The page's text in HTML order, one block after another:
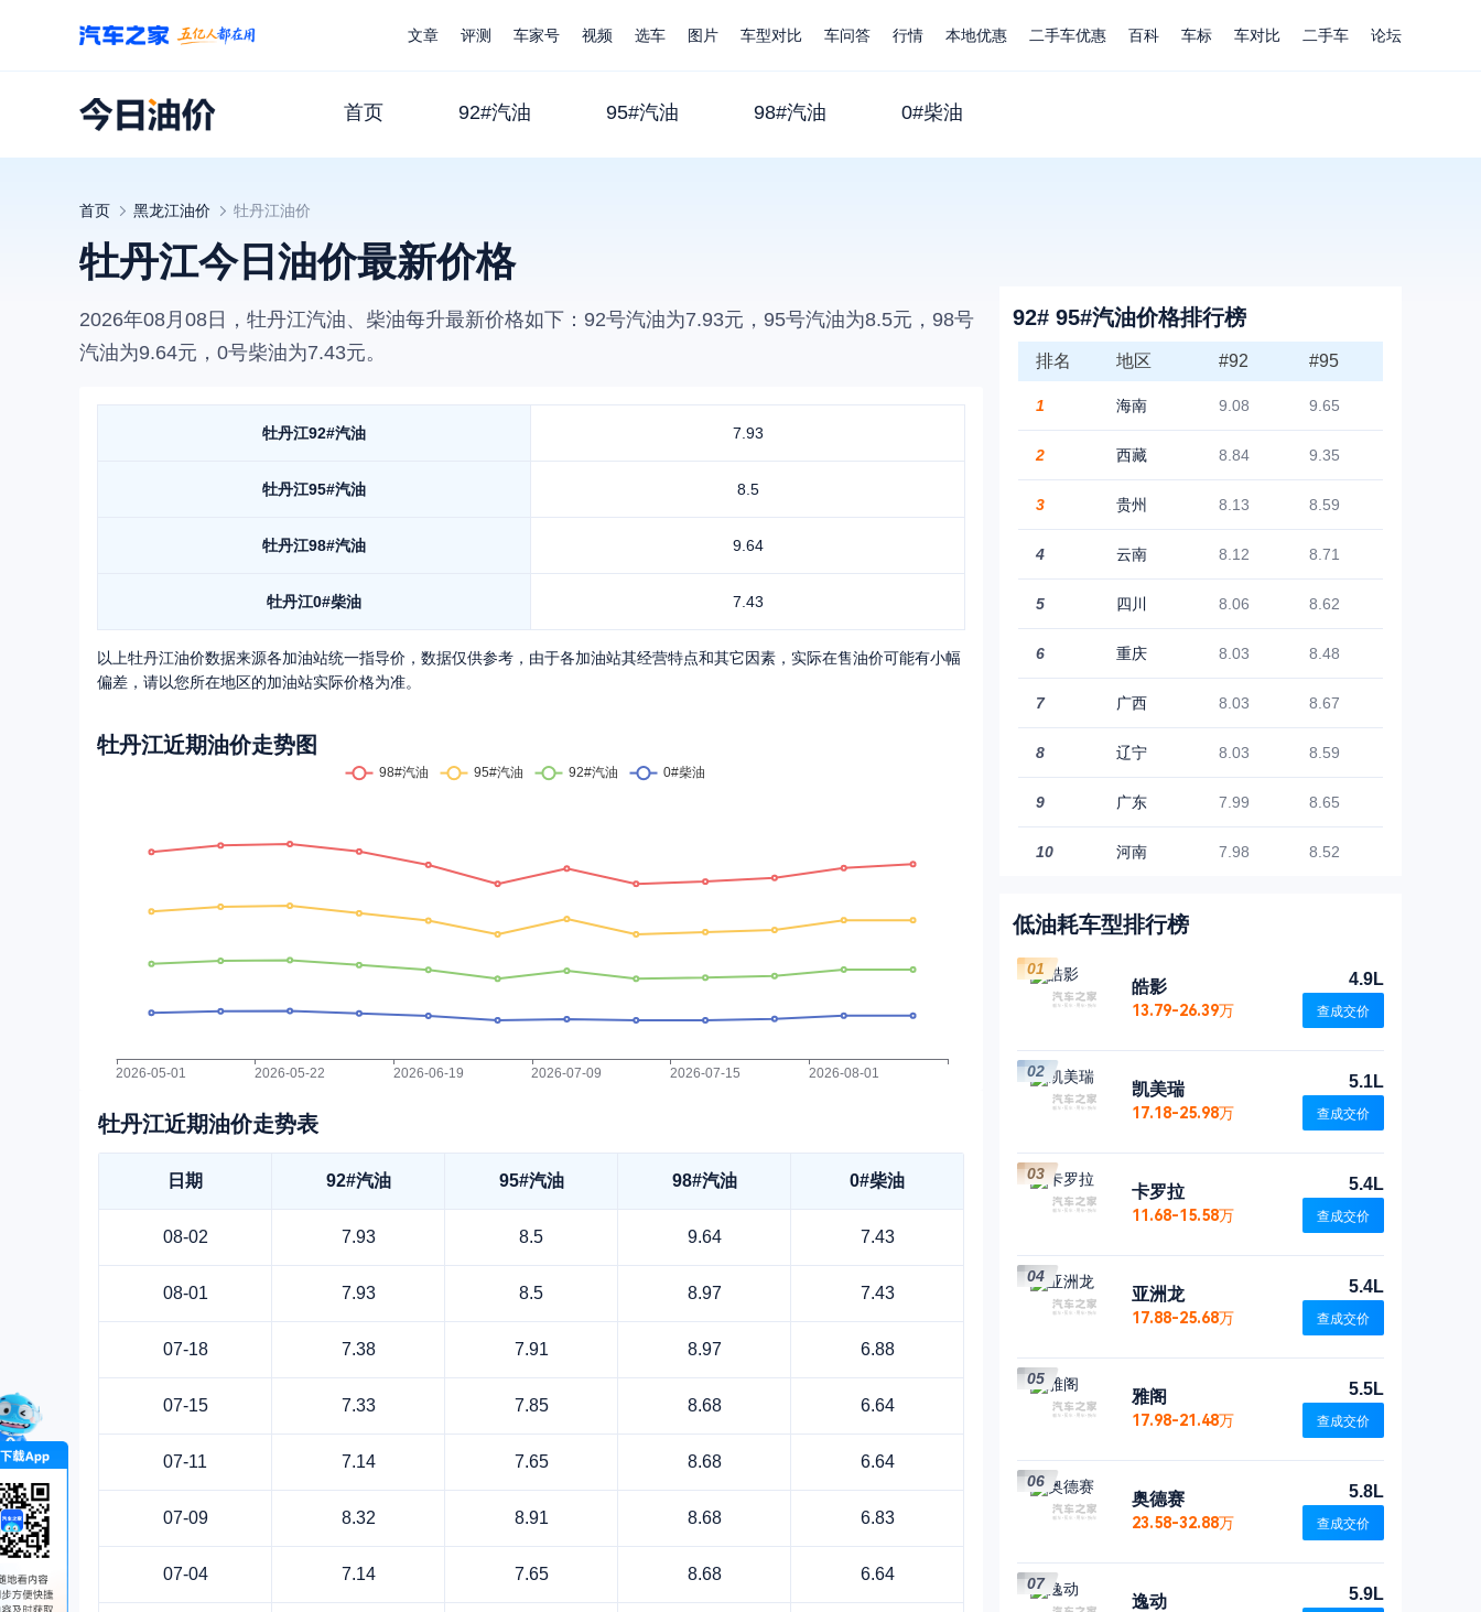
文章 评测 车家号 视频 选车 图片 车型对比 车问答 行情 本地优惠 二手车优惠 百科 车标 车对比 二手车 论坛
首页 92#汽油 95#汽油 98#汽油 0#柴油
首页 黑龙江油价 牡丹江油价
牡丹江今日油价最新价格
2026年08月08日 ， 牡丹江汽油、柴油每升最新价格如下：92号汽油为7.93元，95号汽油为8.5元，98号
汽油为9.64元，0号柴油为7.43元。
牡丹江92#汽油 7.93
牡丹江95#汽油 8.5
牡丹江98#汽油 9.64
牡丹江0#柴油 7.43
以上牡丹江油价数据来源各加油站统一指导价，数据仅供参考，由于各加油站其经营特点和其它因素，实际在售油价可能有小幅
偏差，请以您所在地区的加油站实际价格为准。
牡丹江近期油价走势图
牡丹江近期油价走势表
日期 92#汽油 95#汽油 98#汽油 0#柴油
08-02 7.93 8.5 9.64 7.43
08-01 7.93 8.5 8.97 7.43
07-18 7.38 7.91 8.97 6.88
07-15 7.33 7.85 8.68 6.64
07-11 7.14 7.65 8.68 6.64
07-09 8.32 8.91 8.68 6.83
07-04 7.14 7.65 8.68 6.64
92# 95#汽油价格排行榜
排名 地区 #92 #95
1 海南 9.08 9.65
2 西藏 8.84 9.35
3 贵州 8.13 8.59
4 云南 8.12 8.71
5 四川 8.06 8.62
6 重庆 8.03 8.48
7 广西 8.03 8.67
8 辽宁 8.03 8.59
9 广东 7.99 8.65
10 河南 7.98 8.52
低油耗车型排行榜
皓影
13.79-26.39万
4.9L
查成交价
01
凯美瑞
17.18-25.98万
5.1L
查成交价
02
卡罗拉
11.68-15.58万
5.4L
查成交价
03
亚洲龙
17.88-25.68万
5.4L
查成交价
04
雅阁
17.98-21.48万
5.5L
查成交价
05
奥德赛
23.58-32.88万
5.8L
查成交价
06
逸动 5.9L
07